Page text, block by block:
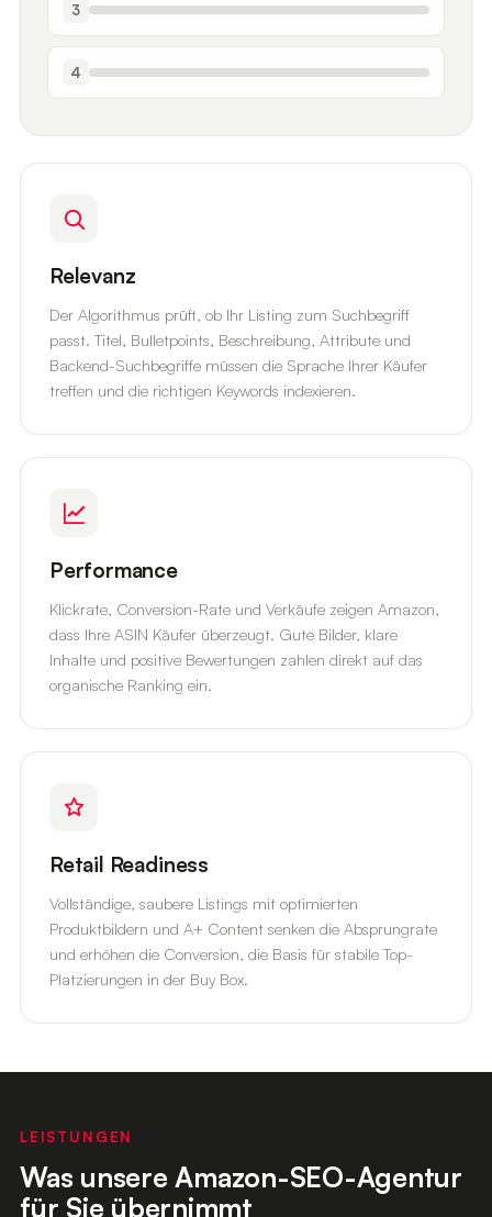
3
4
Relevanz
Der Algorithmus prüft, ob Ihr Listing zum Suchbegriff
passt. Titel, Bulletpoints, Beschreibung, Attribute und
Backend-Suchbegriffe müssen die Sprache Ihrer Käufer
treffen und die richtigen Keywords indexieren.
Performance
Klickrate, Conversion-Rate und Verkäufe zeigen Amazon,
dass Ihre ASIN Käufer überzeugt. Gute Bilder, klare
Inhalte und positive Bewertungen zahlen direkt auf das
organische Ranking ein.
Retail Readiness
Vollständige, saubere Listings mit optimierten
Produktbildern und A+ Content senken die Absprungrate
und erhöhen die Conversion, die Basis für stabile Top-
Platzierungen in der Buy Box.
LEISTUNGEN
Was unsere Amazon-SEO-Agentur
für Sie übernimmt